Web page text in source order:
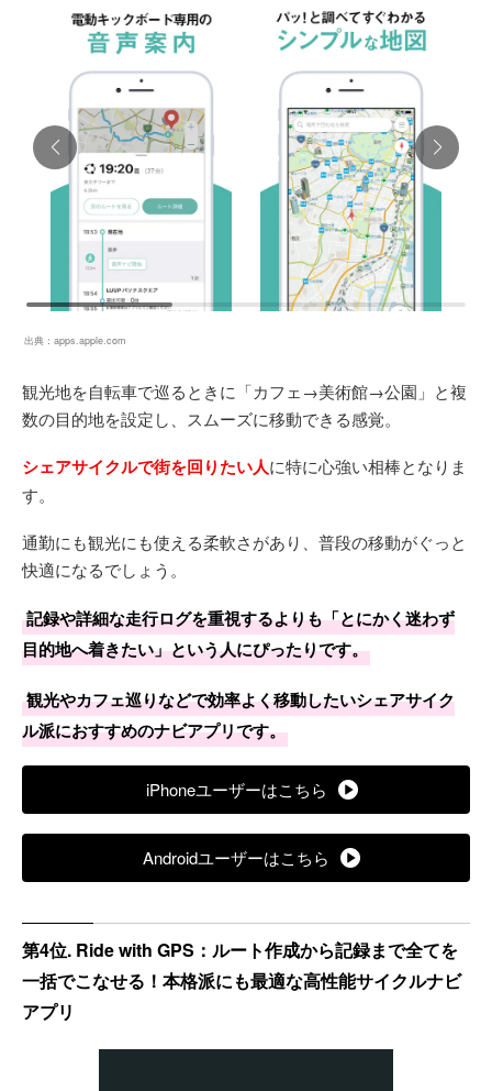
出典： apps.apple.com
観光地を自転車で巡るときに「カフェ→美術館→公園」と複
数の目的地を設定し、スムーズに移動できる感覚。
シェアサイクルで街を回りたい人に特に心強い相棒となりま
す。
通勤にも観光にも使える柔軟さがあり、普段の移動がぐっと
快適になるでしょう。
記録や詳細な走行ログを重視するよりも「とにかく迷わず
目的地へ着きたい」という人にぴったりです。
観光やカフェ巡りなどで効率よく移動したいシェアサイク
ル派におすすめのナビアプリです。
iPhoneユーザーはこちら
Androidユーザーはこちら
第4位. Ride with GPS：ルート作成から記録まで全てを
一括でこなせる！本格派にも最適な高性能サイクルナビ
アプリ